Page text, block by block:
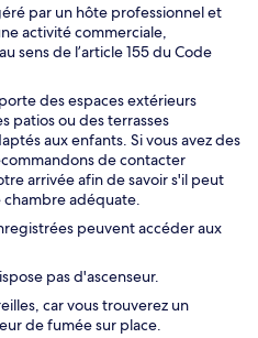
par un hôte professionnel et
activité commerciale,
sens de l’article 155 du Code
des espaces extérieurs
patios ou des terrasses
aux enfants. Si vous avez des
de contacter
arrivée afin de savoir s'il peut
chambre adéquate.
peuvent accéder aux
pas d'ascenseur.
car vous trouverez un
de fumée sur place.